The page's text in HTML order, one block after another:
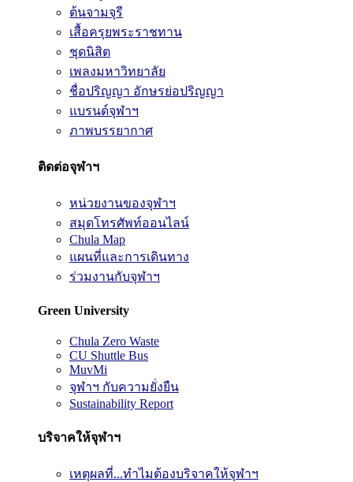
ต้นจามจุรี
เสื้อครุยพระราชทาน
ชุดนิสิต
เพลงมหาวิทยาลัย
ชื่อปริญญา อักษรย่อปริญญา
แบรนด์จุฬาฯ
ภาพบรรยากาศ
ติดต่อจุฬาฯ
หน่วยงานของจุฬาฯ
สมุดโทรศัพท์ออนไลน์
Chula Map
แผนที่และการเดินทาง
ร่วมงานกับจุฬาฯ
Green University
Chula Zero Waste
CU Shuttle Bus
MuvMi
จุฬาฯ กับความยั่งยืน
Sustainability Report
บริจาคให้จุฬาฯ
เหตุผลที่...ทำไมต้องบริจาคให้จุฬาฯ